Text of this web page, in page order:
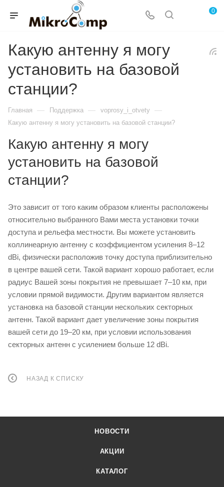
0
Какую антенну я могу
установить на базовой
станции?
Главная — Поддержка — voprosy_i_otvety —
Какую антенну я могу установить на базовой станции?
Какую антенну я могу
установить на базовой
станции?
Это зависит от того каким образом клиенты расположены
относительно выбранного Вами места установки точки
доступа и рельефа местности. Вы можете установить
коллинеарную антенну с коэффициентом усиления 8–12
dBi, физически расположив точку доступа приблизительно
в центре вашей сети. Такой вариант хорошо работает, если
радиус Вашей зоны покрытия не превышает 7–10 км, при
условии прямой видимости. Другим вариантом является
установка на базовой станции нескольких секторных
антенн. Такой вариант дает увеличение зоны покрытия
вашей сети до 19–20 км, при условии использования
секторных антенн с усилением больше 12 dBi.
НАЗАД К СПИСКУ
НОВОСТИ
АКЦИИ
КАТАЛОГ